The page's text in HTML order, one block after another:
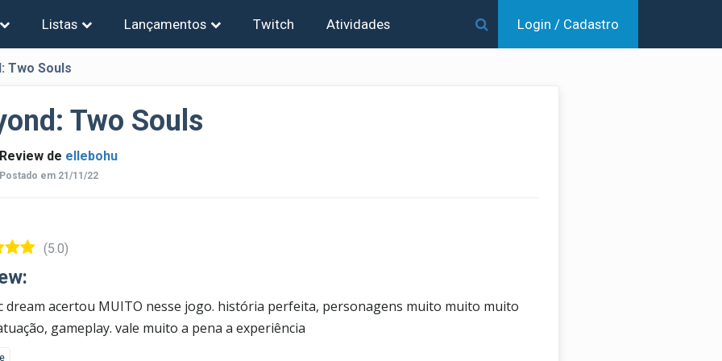
Listas Lançamentos Twitch Atividades Login / Cadastro
Two Souls
Two Souls
Review de ellebohu
Postado em 21/11/22
(5.0)
dream acertou MUITO nesse jogo. história perfeita, personagens muito muito muito
gameplay. vale muito a pena a experiência